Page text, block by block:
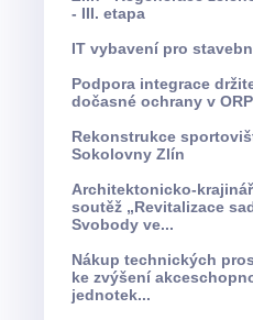
- III. etapa
IT vybavení pro
Podpora integrace držitelů
dočasné ochrany v
Rekonstrukce sportovišť v areálu
Sokolovny Zlín
Architektonicko-krajinářská
soutěž „Revitalizace
Svobody ve...
Nákup technických prostředků
ke zvýšení
jednotek...